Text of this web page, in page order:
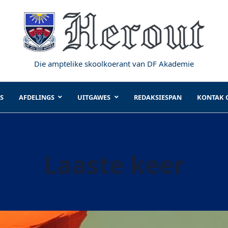
Die amptelike skoolkoerant van DF Akademie
AFDELINGS UITGAWES REDAKSIESPAN KONTAK
Laaste keer